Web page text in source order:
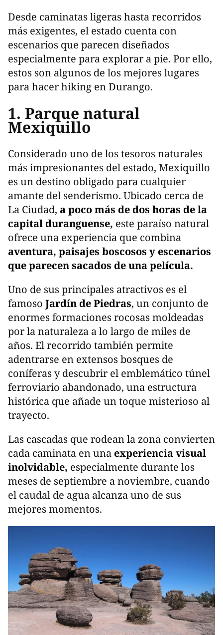
Desde caminatas ligeras hasta recorridos
más exigentes, el estado cuenta con
escenarios que parecen diseñados
especialmente para explorar a pie. Por ello,
estos son algunos de los mejores lugares
para hacer hiking en Durango.
1. Parque natural
Mexiquillo
Considerado uno de los tesoros naturales
más impresionantes del estado, Mexiquillo
es un destino obligado para cualquier
amante del senderismo. Ubicado cerca de
La Ciudad, a poco más de dos horas de la
capital duranguense, este paraíso natural
ofrece una experiencia que combina
aventura, paisajes boscosos y escenarios
que parecen sacados de una película.
Uno de sus principales atractivos es el
famoso Jardín de Piedras, un conjunto de
enormes formaciones rocosas moldeadas
por la naturaleza a lo largo de miles de
años. El recorrido también permite
adentrarse en extensos bosques de
coníferas y descubrir el emblemático túnel
ferroviario abandonado, una estructura
histórica que añade un toque misterioso al
trayecto.
Las cascadas que rodean la zona convierten
cada caminata en una experiencia visual
inolvidable, especialmente durante los
meses de septiembre a noviembre, cuando
el caudal de agua alcanza uno de sus
mejores momentos.